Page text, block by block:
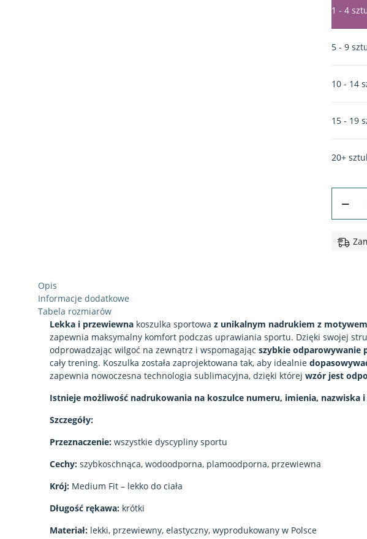
1 - 4
5 - 9
10 - 14
15 - 19
20+
Koszulka
Opis
Informacje dodatkowe
Tabela rozmiarów
Lekka i przewiewna koszulka sportowaz unikalnym nadrukiem z
zapewnia maksymalny komfort podczas uprawiania sportu. Dzięki swojej
odprowadzając wilgoć na zewnątrz i wspomagającszybkie odparowywanie
cały trening. Koszulka została zaprojektowana tak, aby idealnie
zapewnia nowoczesna technologia sublimacyjna, dzięki którejwzór jest
Istnieje możliwość nadrukowania na koszulce numeru, imienia, nazwiska
Szczegóły:
Przeznaczenie: wszystkie dyscypliny sportu
Cechy: szybkoschnąca, wodoodporna, plamoodporna, przewiewna
Krój: Medium Fit – lekko do ciała
Długość rękawa: krótki
Materiał: lekki, przewiewny, elastyczny, wyprodukowany w Polsce